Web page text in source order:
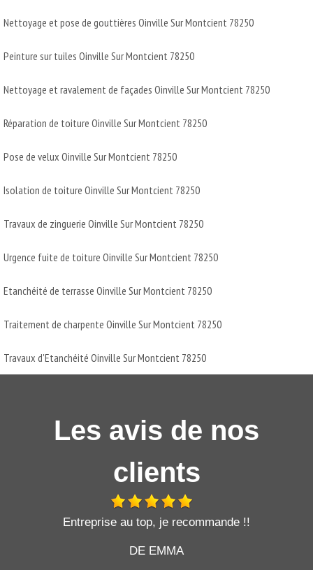
Nettoyage et pose de gouttières Oinville Sur Montcient 78250
Peinture sur tuiles Oinville Sur Montcient 78250
Nettoyage et ravalement de façades Oinville Sur Montcient 78250
Réparation de toiture Oinville Sur Montcient 78250
Pose de velux Oinville Sur Montcient 78250
Isolation de toiture Oinville Sur Montcient 78250
Travaux de zinguerie Oinville Sur Montcient 78250
Urgence fuite de toiture Oinville Sur Montcient 78250
Etanchéité de terrasse Oinville Sur Montcient 78250
Traitement de charpente Oinville Sur Montcient 78250
Travaux d'Etanchéité Oinville Sur Montcient 78250
Les avis de nos
clients
Entreprise au top, je recommande !!
DE EMMA